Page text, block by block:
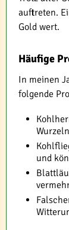
auftreten.
Gold wert.
Häufige
In meinen
folgende
und